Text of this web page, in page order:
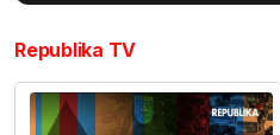
Republika TV